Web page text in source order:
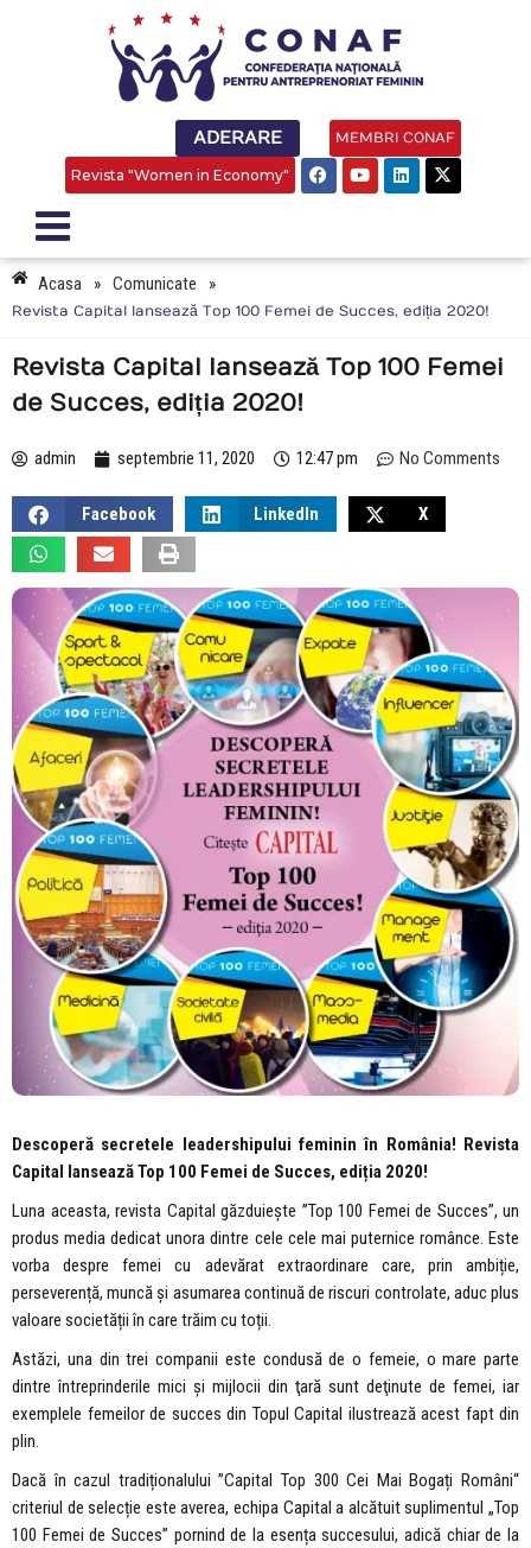
ADERARE MEMBRI CONAF
Revista "Women in Economy"
Acasa » Comunicate »
Revista Capital lansează Top 100 Femei de Succes, ediția 2020!
Revista Capital lansează Top 100 Femei
de Succes, ediția 2020!
admin septembrie 11, 2020 12:47 pm No Comments
Facebook LinkedIn X
Descoperă secretele leadershipului feminin în România! Revista
Capital lansează Top 100 Femei de Succes, ediția 2020!
Luna aceasta, revista Capital găzduiește ”Top 100 Femei de Succes”, un
produs media dedicat unora dintre cele cele mai puternice românce. Este
vorba despre femei cu adevărat extraordinare care, prin ambiție,
perseverență, muncă și asumarea continuă de riscuri controlate, aduc plus
valoare societății în care trăim cu toții.
Astăzi, una din trei companii este condusă de o femeie, o mare parte
dintre întreprinderile mici şi mijlocii din ţară sunt deţinute de femei, iar
exemplele femeilor de succes din Topul Capital ilustrează acest fapt din
plin.
Dacă în cazul tradiționalului ”Capital Top 300 Cei Mai Bogați Români“
criteriul de selecție este averea, echipa Capital a alcătuit suplimentul „Top
100 Femei de Succes” pornind de la esența succesului, adică chiar de la